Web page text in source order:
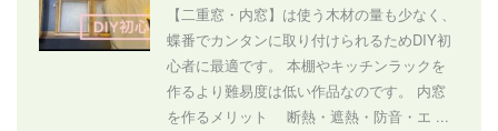
【二重窓・内窓】は使う木材の量も少なく、
蝶番でカンタンに取り付けられるためDIY初
心者に最適です。 本棚やキッチンラックを
作るより難易度は低い作品なのです。 内窓
を作るメリット 断熱・遮熱・防音・エ ...